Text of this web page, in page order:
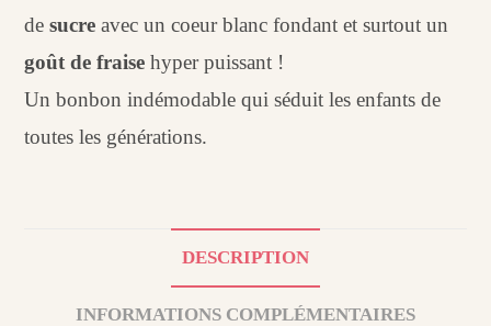
desucre avec un coeur blanc fondant et surtout un
goût de fraise hyper puissant !
Un bonbon indémodable qui séduit les enfants de
toutes les générations.
DESCRIPTION
INFORMATIONS COMPLÉMENTAIRES